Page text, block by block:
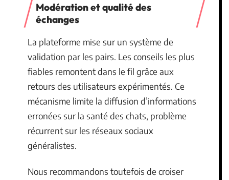
Modération et qualité des
échanges
La plateforme mise sur un système de
validation par les pairs. Les conseils les plus
fiables remontent dans le fil grâce aux
retours des utilisateurs expérimentés. Ce
mécanisme limite la diffusion d’informations
erronées sur la santé des chats, problème
récurrent sur les réseaux sociaux
généralistes.
Nous recommandons toutefois de croiser